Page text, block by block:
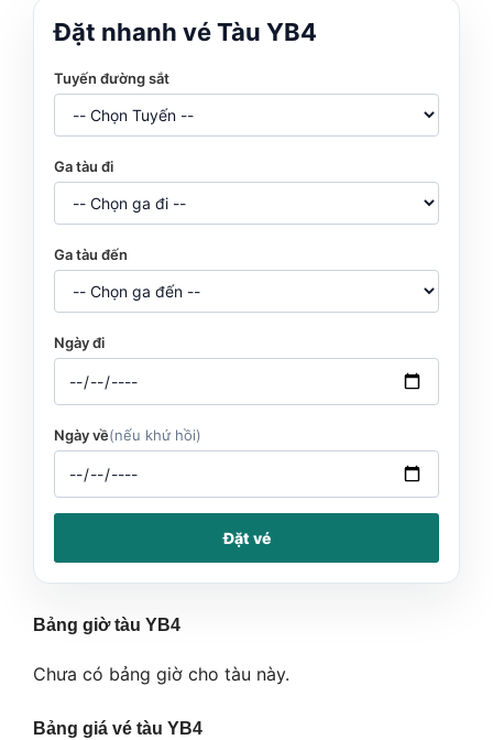
Đặt nhanh vé Tàu YB4
Tuyến đường sắt
Ga tàu đi
Ga tàu đến
Ngày đi
Ngày về(nếu khứ hồi)
Đặt vé
Bảng giờ tàu YB4
Chưa có bảng giờ cho tàu này.
Bảng giá vé tàu YB4